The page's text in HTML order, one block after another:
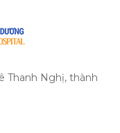
Thanh Nghị, thành